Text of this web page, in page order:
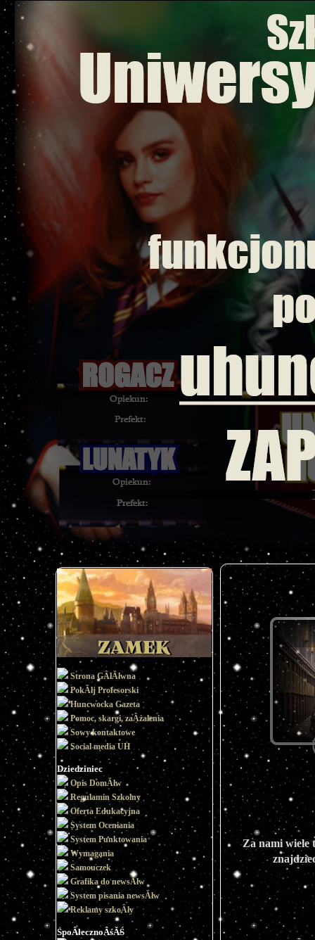
Strona GÂłĂłwna
PokĂłj Profesorski
Huncwocka Gazeta
Pomoc, skargi, zaÂżalenia
Sowy kontaktowe
Social media UH
Dziedziniec
Opis DomĂłw
Regulamin Szkolny
Oferta Edukacyjna
System Oceniania
System Punktowania
Wymagania
Samouczek
Grafika do newsĂłw
System pisania newsĂłw
Reklamy szkoÂły
SpoÂłecznoÂśĂŚ
Za nami wiele